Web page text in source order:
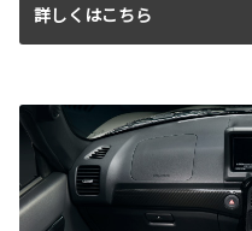
詳しくはこちら